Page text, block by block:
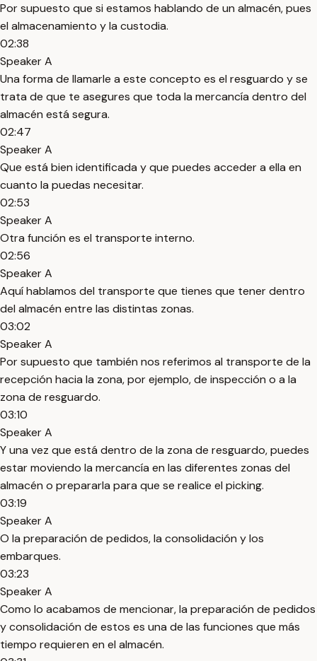
Por supuesto que si estamos hablando de un almacén, pues
el almacenamiento y la custodia.
02:38
Speaker A
Una forma de llamarle a este concepto es el resguardo y se
trata de que te asegures que toda la mercancía dentro del
almacén está segura.
02:47
Speaker A
Que está bien identificada y que puedes acceder a ella en
cuanto la puedas necesitar.
02:53
Speaker A
Otra función es el transporte interno.
02:56
Speaker A
Aquí hablamos del transporte que tienes que tener dentro
del almacén entre las distintas zonas.
03:02
Speaker A
Por supuesto que también nos referimos al transporte de la
recepción hacia la zona, por ejemplo, de inspección o a la
zona de resguardo.
03:10
Speaker A
Y una vez que está dentro de la zona de resguardo, puedes
estar moviendo la mercancía en las diferentes zonas del
almacén o prepararla para que se realice el picking.
03:19
Speaker A
O la preparación de pedidos, la consolidación y los
embarques.
03:23
Speaker A
Como lo acabamos de mencionar, la preparación de pedidos
y consolidación de estos es una de las funciones que más
tiempo requieren en el almacén.